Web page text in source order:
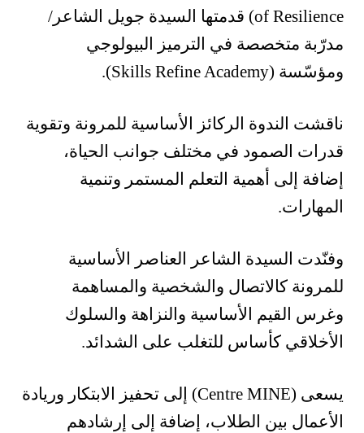
of Resilience) قدمتها السيدة جويل الشاعر/
مدرّبة متخصصة في الترميز البيولوجي
ومؤسّسة (Skills Refine Academy).
ناقشت الندوة الركائز الأساسية للمرونة وتقوية
قدرات الصمود في مختلف جوانب الحياة،
إضافة إلى أهمية التعلم المستمر وتنمية
المهارات.
وفنّدت السيدة الشاعر العناصر الأساسية
للمرونة كالاتصال والشخصية والمساهمة
وغرس القيم الأساسية والنزاهة والسلوك
الأخلاقي كأساس للتغلب على الشدائد.
يسعى (Centre MINE) إلى تحفيز الابتكار وريادة
الأعمال بين الطلاب، إضافة إلى إرشادهم